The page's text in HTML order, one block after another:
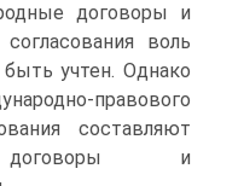
договоры и
воль
учтен. Однако
правового
составляют
договоры и